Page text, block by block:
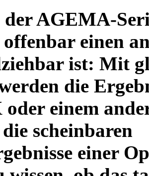
AGEMA-
einen
ist: Mit
die
einem
scheinbaren
einer